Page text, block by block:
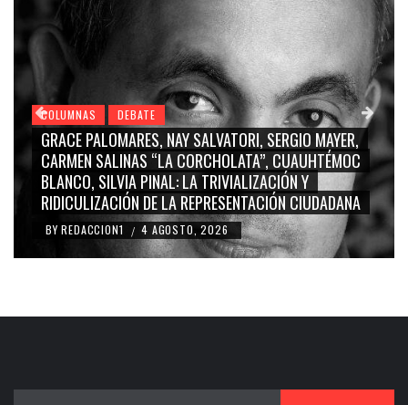
COLUMNAS DEBATE
EX ALCALDE PRIÍSTA-MARINISTA PUEDE COSTARLE ¡17
MILLONES DE PESOS AL AYUNTAMIENTO DE SAN PEDRO
CHOLULA!
BY REDACCION1 / 3 AGOSTO, 2026